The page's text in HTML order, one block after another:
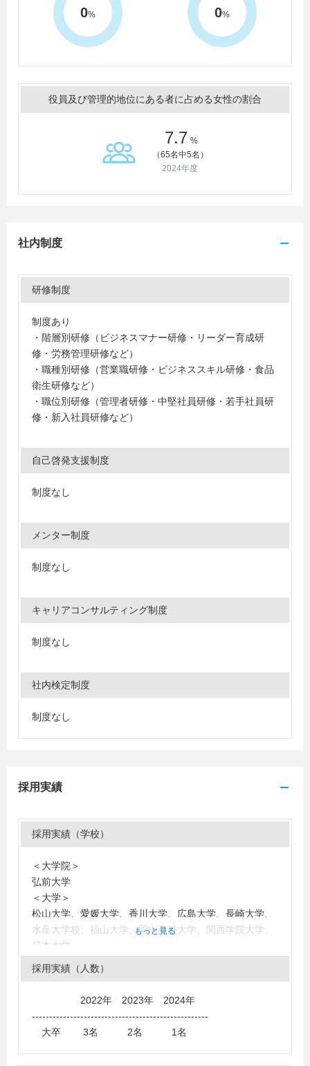
0% 0%
役員及び管理的地位にある者に占める女性の割合
7.7 %
（65名中5名）
2024年度
社内制度
研修制度
制度あり
・階層別研修（ビジネスマナー研修・リーダー育成研
修・労務管理研修など）
・職種別研修（営業職研修・ビジネススキル研修・食品
衛生研修など）
・職位別研修（管理者研修・中堅社員研修・若手社員研
修・新入社員研修など）
自己啓発支援制度
制度なし
メンター制度
制度なし
キャリアコンサルティング制度
制度なし
社内検定制度
制度なし
採用実績
採用実績（学校）
＜大学院＞
弘前大学
＜大学＞
松山大学、愛媛大学、香川大学、広島大学、長崎大学、
水産大学校、福山大学、岡山商科大学、関西学院大学、
日本大学
もっと見る
採用実績（人数）
2022年 2023年 2024年
---------------------------------------------------
大卒 3名 2名 1名